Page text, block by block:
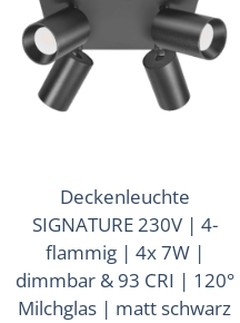
Tisch- & Stehleuchten (12)
Außenbeleuchtung (389)
LED-Leuchtmittel (31)
Lichtsteuerung (226)
Smart Home (595)
Deckenleuchte
SIGNATURE 230V | 4-
flammig | 4x 7W |
dimmbar & 93 CRI | 120°
Milchglas | matt schwarz